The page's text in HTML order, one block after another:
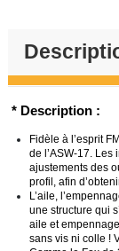
* Description :
Fidèle à l’esprit
de l’ASW-17.
ajustements des
profil, afin
L’aile,
une structure qui
aile et
sans vis ni colle !